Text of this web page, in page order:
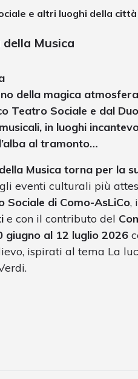
e altri luoghi della città
Musica
della magica
Teatro Sociale e dal
in luoghi
al tramonto…
Musica torna per la
eventi culturali più
Sociale di Como-AsLiCo,
e con il contributo del
giugno al 12 luglio 2026
ispirati al tema La